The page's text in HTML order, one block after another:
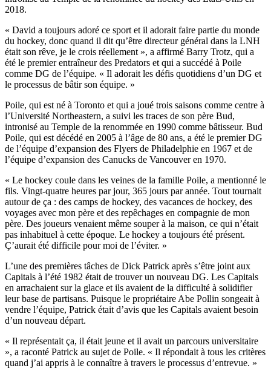
2018.
« David a toujours adoré ce sport et il adorait faire partie du monde
du hockey, donc quand il dit qu’être directeur général dans la LNH
était son rêve, je le crois réellement », a affirmé Barry Trotz, qui a
été le premier entraîneur des Predators et qui a succédé à Poile
comme DG de l’équipe. « Il adorait les défis quotidiens d’un DG et
le processus de bâtir son équipe. »
Poile, qui est né à Toronto et qui a joué trois saisons comme centre à
l’Université Northeastern, a suivi les traces de son père Bud,
intronisé au Temple de la renommée en 1990 comme bâtisseur. Bud
Poile, qui est décédé en 2005 à l’âge de 80 ans, a été le premier DG
de l’équipe d’expansion des Flyers de Philadelphie en 1967 et de
l’équipe d’expansion des Canucks de Vancouver en 1970.
« Le hockey coule dans les veines de la famille Poile, a mentionné le
fils. Vingt-quatre heures par jour, 365 jours par année. Tout tournait
autour de ça : des camps de hockey, des vacances de hockey, des
voyages avec mon père et des repêchages en compagnie de mon
père. Des joueurs venaient même souper à la maison, ce qui n’était
pas inhabituel à cette époque. Le hockey a toujours été présent.
Ç’aurait été difficile pour moi de l’éviter. »
L’une des premières tâches de Dick Patrick après s’être joint aux
Capitals à l’été 1982 était de trouver un nouveau DG. Les Capitals
en arrachaient sur la glace et ils avaient de la difficulté à solidifier
leur base de partisans. Puisque le propriétaire Abe Pollin songeait à
vendre l’équipe, Patrick était d’avis que les Capitals avaient besoin
d’un nouveau départ.
« Il représentait ça, il était jeune et il avait un parcours universitaire
», a raconté Patrick au sujet de Poile. « Il répondait à tous les critères
quand j’ai appris à le connaître à travers le processus d’entrevue. »